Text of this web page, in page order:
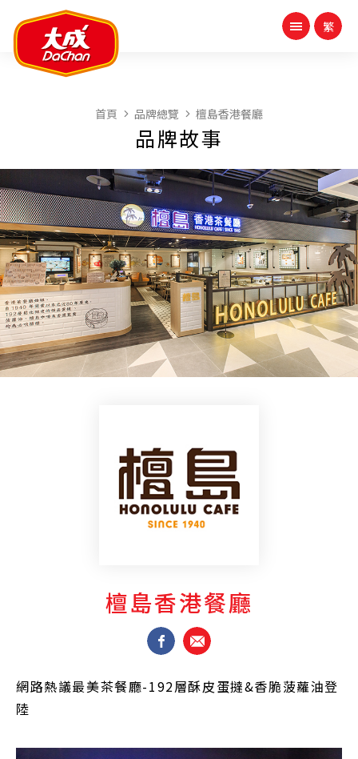
首頁 品牌總覽 檀島香港餐廳
品牌故事
檀島香港餐廳
網路熱議最美茶餐廳-192層酥皮蛋撻&香脆菠蘿油登
陸